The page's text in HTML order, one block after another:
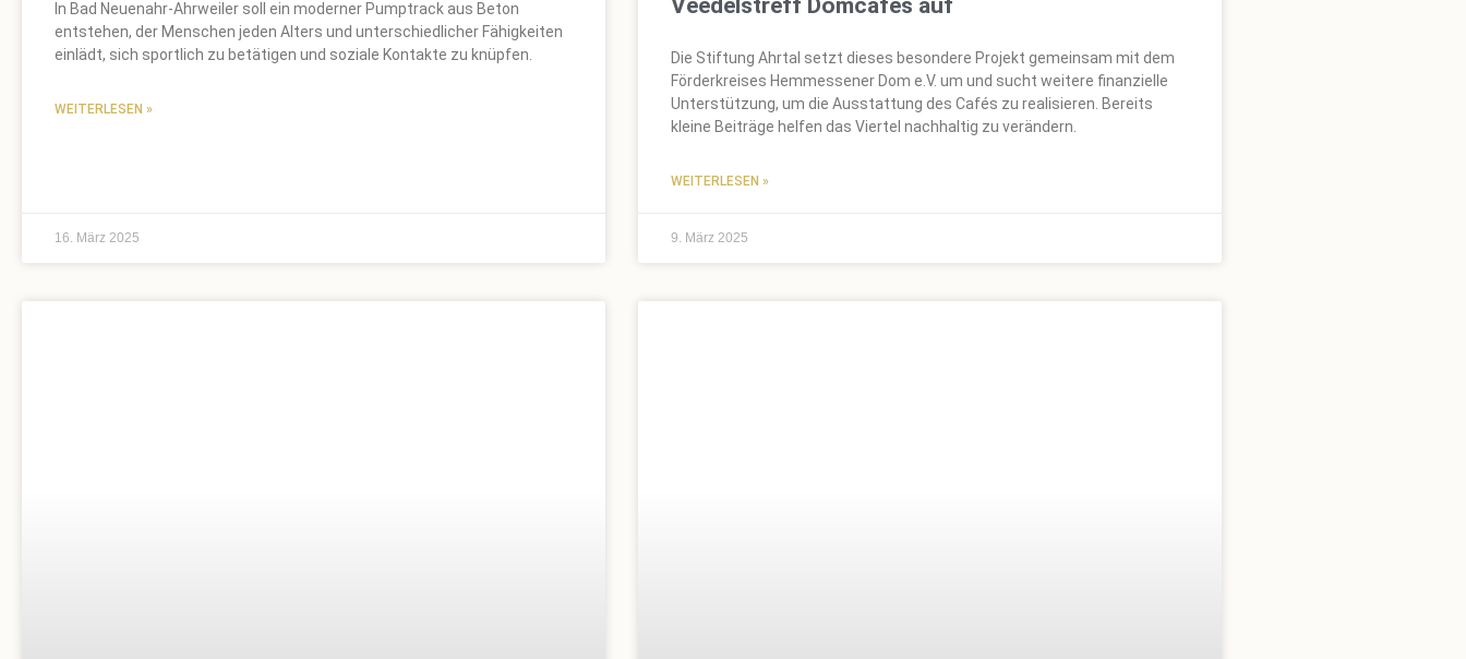
In Bad Neuenahr-Ahrweiler soll ein moderner Pumptrack aus Beton
entstehen, der Menschen jeden Alters und unterschiedlicher Fähigkeiten
einlädt, sich sportlich zu betätigen und soziale Kontakte zu knüpfen.
WEITERLESEN »
16. März 2025
Die Stiftung Ahrtal setzt dieses besondere Projekt gemeinsam mit dem
Förderkreises Hemmessener Dom e.V. um und sucht weitere finanzielle
Unterstützung, um die Ausstattung des Cafés zu realisieren. Bereits
kleine Beiträge helfen das Viertel nachhaltig zu verändern.
WEITERLESEN »
9. März 2025